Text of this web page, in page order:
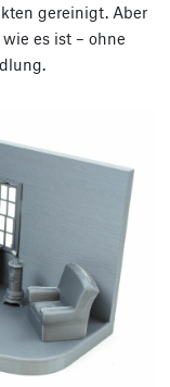
gereinigt. Aber
es ist – ohne